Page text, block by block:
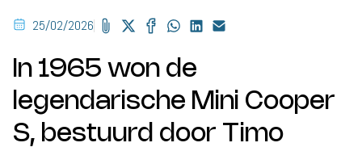
25/02/2026
In 1965 won de
legendarische Mini Cooper
S, bestuurd door Timo